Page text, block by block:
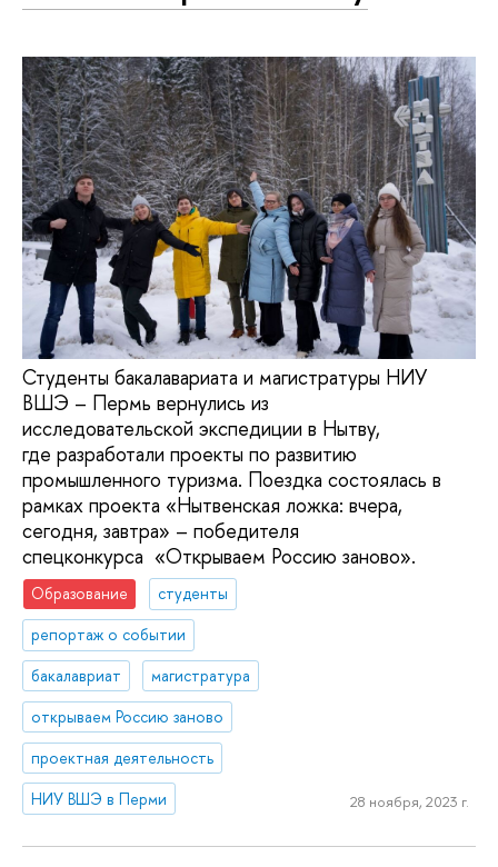
Студенты бакалавариата и магистратуры НИУ
ВШЭ – Пермь вернулись из
исследовательской экспедиции в Нытву,
где разработали проекты по развитию
промышленного туризма. Поездка состоялась в
рамках проекта «Нытвенская ложка: вчера,
сегодня, завтра» – победителя
спецконкурса «Открываем Россию заново».
Образование
студенты
репортаж о событии
бакалавриат
магистратура
открываем Россию заново
проектная деятельность
НИУ ВШЭ в Перми
28 ноября, 2023 г.